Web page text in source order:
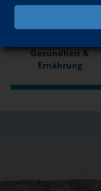
Gesundheit &
Ernährung